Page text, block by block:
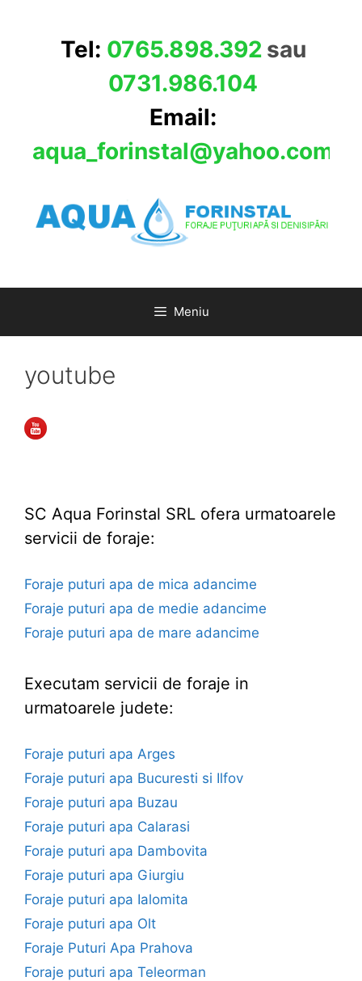
Tel: 0765.898.392 sau
0731.986.104
Email:
aqua_forinstal@yahoo.com
Meniu
youtube
SC Aqua Forinstal SRL ofera urmatoarele
servicii de foraje:
Foraje puturi apa de mica adancime
Foraje puturi apa de medie adancime
Foraje puturi apa de mare adancime
Executam servicii de foraje in
urmatoarele judete:
Foraje puturi apa Arges
Foraje puturi apa Bucuresti si Ilfov
Foraje puturi apa Buzau
Foraje puturi apa Calarasi
Foraje puturi apa Dambovita
Foraje puturi apa Giurgiu
Foraje puturi apa Ialomita
Foraje puturi apa Olt
Foraje Puturi Apa Prahova
Foraje puturi apa Teleorman